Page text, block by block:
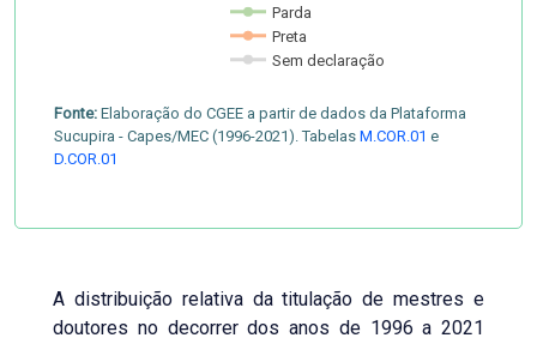
Parda
Preta
Sem declaração
Fonte: Elaboração do CGEE a partir de dados da Plataforma
Sucupira - Capes/MEC (1996-2021). Tabelas M.COR.01 e
D.COR.01
A distribuição relativa da titulação de mestres e
doutores no decorrer dos anos de 1996 a 2021